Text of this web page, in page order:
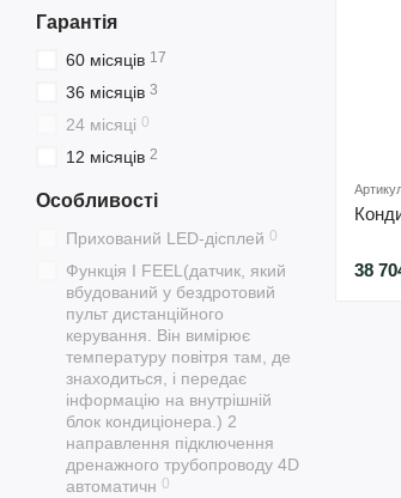
38
Гарантія
60 місяців 17
36 місяців 3
24 місяці 0
12 місяців 2
Особливості
Прихований LED-дісплей 0
Функція I FEEL(датчик, який
вбудований у бездротовий
пульт дистанційного
керування. Він вимірює
температуру повітря там, де
знаходиться, і передає
інформацію на внутрішній
блок кондиціонера.) 2
направлення підключення
дренажного трубопроводу 4D
автоматичн 0